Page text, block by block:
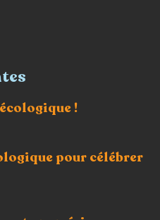
!
pour célébrer